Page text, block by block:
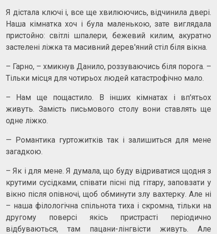
Я дістала ключі і, все ще хвилюючись, відчинила двері.
Наша кімнатка хоч і була маленькою, зате виглядала
пристойно: світлі шпалери, бежевий килим, акуратно
застелені ліжка та масивний дерев'яний стіл біля вікна.
– Гарно, – хмикнув Данило, роззуваючись біля порога. –
Тільки місця для чотирьох людей катастрофічно мало.
– Нам ще пощастило. В інших кімнатах і вп'ятьох
живуть. Замість письмового столу вони ставлять ще
одне ліжко.
— Романтика гуртожитків так і залишиться для мене
загадкою.
– Як і для мене. Я думала, що буду відриватися щодня з
крутими сусідками, співати пісні під гітару, заповзати у
вікно після опівночі, щоб обминути злу вахтерку. Але ні
– наша філологічна спільнота тиха і скромна, тільки на
другому поверсі якісь пристрасті періодично
відбуваються, там пацани-лінгвісти живуть. Але